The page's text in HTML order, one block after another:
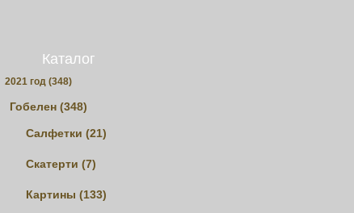
Каталог
2021 год (348)
Гобелен (348)
Салфетки (21)
Скатерти (7)
Картины (133)